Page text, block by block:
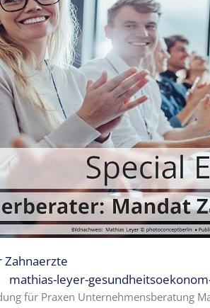
Zahnaerzte
mathias-leyer-
für Praxen Unternehmensberatung